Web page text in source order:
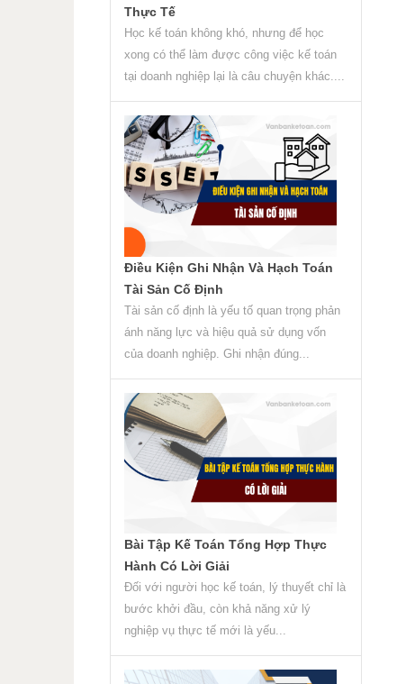
Thực Tế
Học kế toán không khó, nhưng để học
xong có thể làm được công việc kế toán
tại doanh nghiệp lại là câu chuyện khác....
Điều Kiện Ghi Nhận Và Hạch Toán
Tài Sản Cố Định
Tài sản cố định là yếu tố quan trọng phản
ánh năng lực và hiệu quả sử dụng vốn
của doanh nghiệp. Ghi nhận đúng...
Bài Tập Kế Toán Tổng Hợp Thực
Hành Có Lời Giải
Đối với người học kế toán, lý thuyết chỉ là
bước khởi đầu, còn khả năng xử lý
nghiệp vụ thực tế mới là yếu...